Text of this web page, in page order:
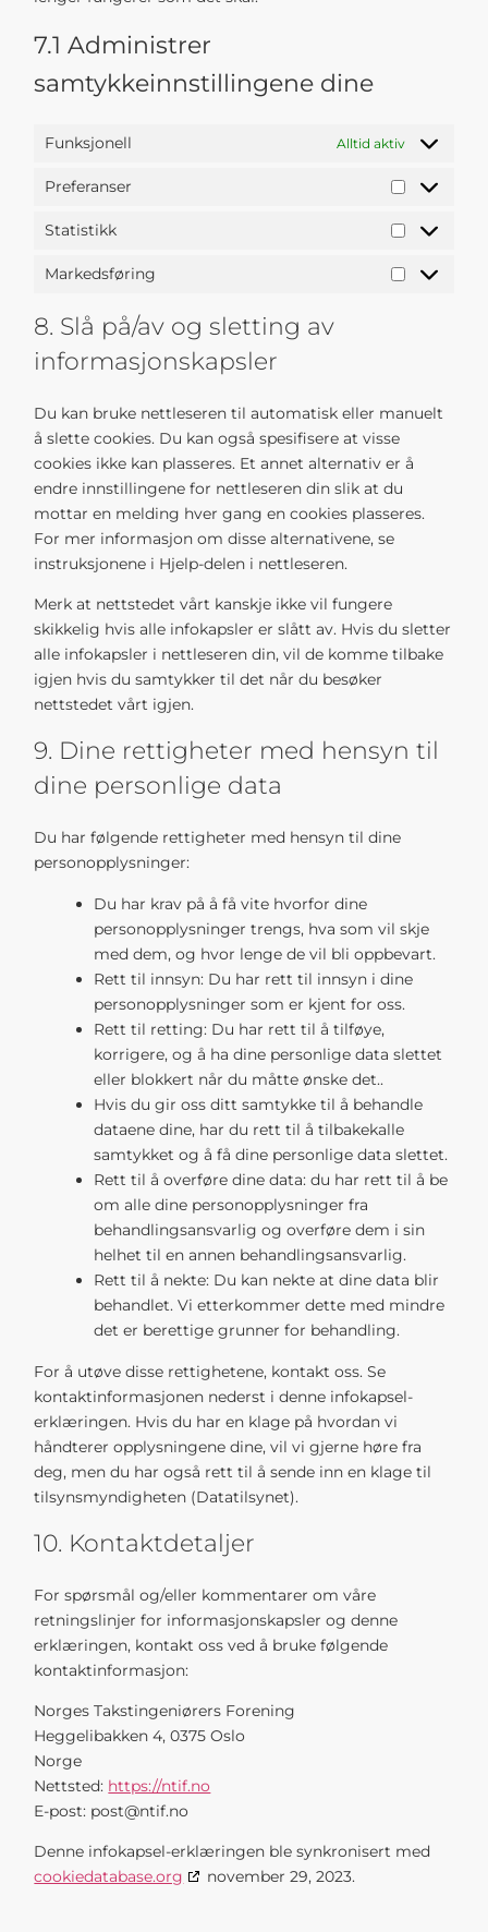
7.1 Administrer
samtykkeinnstillingene dine
Funksjonell Alltid aktiv
Preferanser
Statistikk
Markedsføring
8. Slå på/av og sletting av
informasjonskapsler
Du kan bruke nettleseren til automatisk eller manuelt
å slette cookies. Du kan også spesifisere at visse
cookies ikke kan plasseres. Et annet alternativ er å
endre innstillingene for nettleseren din slik at du
mottar en melding hver gang en cookies plasseres.
For mer informasjon om disse alternativene, se
instruksjonene i Hjelp-delen i nettleseren.
Merk at nettstedet vårt kanskje ikke vil fungere
skikkelig hvis alle infokapsler er slått av. Hvis du sletter
alle infokapsler i nettleseren din, vil de komme tilbake
igjen hvis du samtykker til det når du besøker
nettstedet vårt igjen.
9. Dine rettigheter med hensyn til
dine personlige data
Du har følgende rettigheter med hensyn til dine
personopplysninger:
Du har krav på å få vite hvorfor dine
personopplysninger trengs, hva som vil skje
med dem, og hvor lenge de vil bli oppbevart.
Rett til innsyn: Du har rett til innsyn i dine
personopplysninger som er kjent for oss.
Rett til retting: Du har rett til å tilføye,
korrigere, og å ha dine personlige data slettet
eller blokkert når du måtte ønske det..
Hvis du gir oss ditt samtykke til å behandle
dataene dine, har du rett til å tilbakekalle
samtykket og å få dine personlige data slettet.
Rett til å overføre dine data: du har rett til å be
om alle dine personopplysninger fra
behandlingsansvarlig og overføre dem i sin
helhet til en annen behandlingsansvarlig.
Rett til å nekte: Du kan nekte at dine data blir
behandlet. Vi etterkommer dette med mindre
det er berettige grunner for behandling.
For å utøve disse rettighetene, kontakt oss. Se
kontaktinformasjonen nederst i denne infokapsel-
erklæringen. Hvis du har en klage på hvordan vi
håndterer opplysningene dine, vil vi gjerne høre fra
deg, men du har også rett til å sende inn en klage til
tilsynsmyndigheten (Datatilsynet).
10. Kontaktdetaljer
For spørsmål og/eller kommentarer om våre
retningslinjer for informasjonskapsler og denne
erklæringen, kontakt oss ved å bruke følgende
kontaktinformasjon:
Norges Takstingeniørers Forening
Heggelibakken 4, 0375 Oslo
Norge
Nettsted: https://ntif.no
E-post: post@ntif.no
Denne infokapsel-erklæringen ble synkronisert med
cookiedatabase.org
november 29, 2023.